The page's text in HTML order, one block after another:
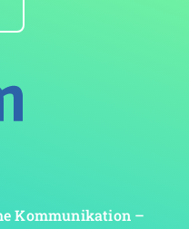
Kommunikation –